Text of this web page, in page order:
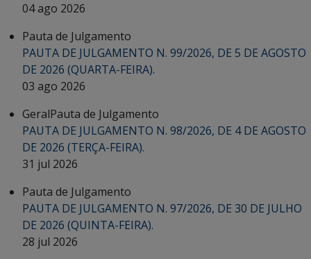
04 ago 2026
Pauta de Julgamento
PAUTA DE JULGAMENTO N. 99/2026, DE 5 DE AGOSTO
DE 2026 (QUARTA-FEIRA).
03 ago 2026
GeralPauta de Julgamento
PAUTA DE JULGAMENTO N. 98/2026, DE 4 DE AGOSTO
DE 2026 (TERÇA-FEIRA).
31 jul 2026
Pauta de Julgamento
PAUTA DE JULGAMENTO N. 97/2026, DE 30 DE JULHO
DE 2026 (QUINTA-FEIRA).
28 jul 2026